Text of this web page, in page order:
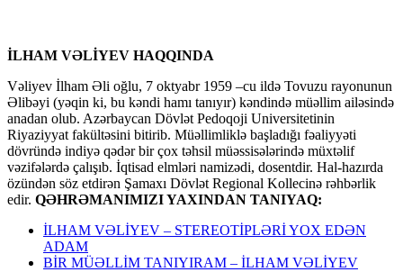
İLHAM VƏLİYEV HAQQINDA
Vəliyev İlham Əli oğlu, 7 oktyabr 1959 –cu ildə Tovuzu rayonunun
Əlibəyi (yəqin ki, bu kəndi hamı tanıyır) kəndində müəllim ailəsində
anadan olub. Azərbaycan Dövlət Pedoqoji Universitetinin
Riyaziyyat fakültəsini bitirib. Müəllimliklə başladığı fəaliyyəti
dövründə indiyə qədər bir çox təhsil müəssisələrində müxtəlif
vəzifələrdə çalışıb. İqtisad elmləri namizədi, dosentdir. Hal-hazırda
özündən söz etdirən Şamaxı Dövlət Regional Kollecinə rəhbərlik
edir. QƏHRƏMANIMIZI YAXINDAN TANIYAQ:
İLHAM VƏLİYEV – STEREOTİPLƏRİ YOX EDƏN
ADAM
BİR MÜƏLLİM TANIYIRAM – İLHAM VƏLİYEV